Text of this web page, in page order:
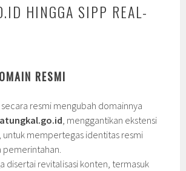
HINGGA SIPP REAL-
RESMI
secara resmi mengubah domainnya
, menggantikan ekstensi
untuk mempertegas identitas resmi
pemerintahan.
disertai revitalisasi konten, termasuk